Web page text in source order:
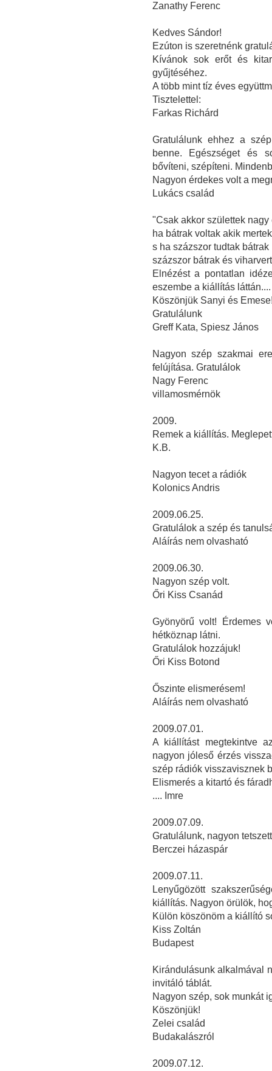
Zanathy Ferenc
Kedves Sándor!
Ezúton is szeretnénk
Kívánok sok erőt és
gyűjtéséhez.
A több mint tíz éves
Tisztelettel:
Farkas Richárd
Gratulálunk ehhez a
benne. Egészséget és
bővíteni, szépíteni.
Nagyon érdekes volt a
Lukács család
"Csak akkor születtek nagy
ha bátrak voltak akik mertek
s ha százszor tudtak bátrak
százszor bátrak és
Elnézést a pontatlan
eszembe a kiállítás láttán....
Köszönjük Sanyi és
Gratulálunk
Greff Kata, Spiesz János
Nagyon szép szakmai
felújítása. Gratulálok
Nagy Ferenc
villamosmérnök
2009.
Remek a kiállítás.
K.B.
Nagyon tecet a rádiók
Kolonics Andris
2009.06.25.
Gratulálok a szép és
Aláírás nem olvasható
2009.06.30.
Nagyon szép volt.
Őri Kiss Csanád
Gyönyörű volt! Érdemes
hétköznap látni.
Gratulálok hozzájuk!
Őri Kiss Botond
Őszinte elismerésem!
Aláírás nem olvasható
2009.07.01.
A kiállítást megtekintve
nagyon jóleső érzés
szép rádiók visszavisznek
Elismerés a kitartó és
.... Imre
2009.07.09.
Gratulálunk, nagyon
Berczei házaspár
2009.07.11.
Lenyűgözött
kiállítás. Nagyon örülök,
Külön köszönöm a kiállító
Kiss Zoltán
Budapest
Kirándulásunk alkalmával
invitáló táblát.
Nagyon szép, sok munkát
Köszönjük!
Zelei család
Budakalászról
2009.07.12.